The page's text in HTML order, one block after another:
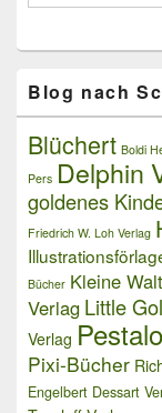
Blog nach
Blüchert Boldi
Pers Delphin
goldenes
Friedrich W. Loh Verlag
Bücher Kleine
Verlag Little
Verlag
Pixi-Bücher
Engelbert Dessart